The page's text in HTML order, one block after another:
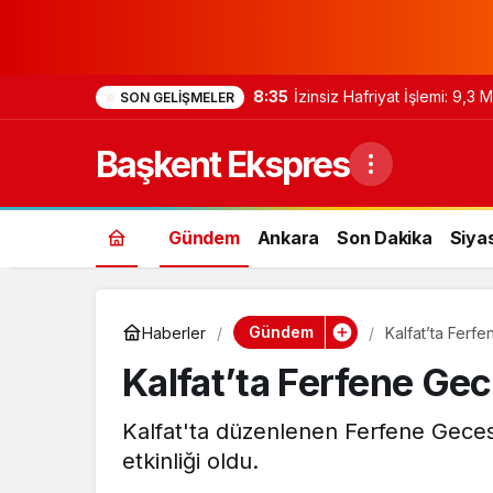
SON GELIŞMELER 8:35 İzinsiz Hafriyat İşlemi: 9,3
Başkent Ekspres
Gündem Ankara Son Dakika
Haberler Gündem Kalfat’ta
Kalfat’ta Ferfene
Kalfat'ta düzenlenen Ferfene
etkinliği oldu.